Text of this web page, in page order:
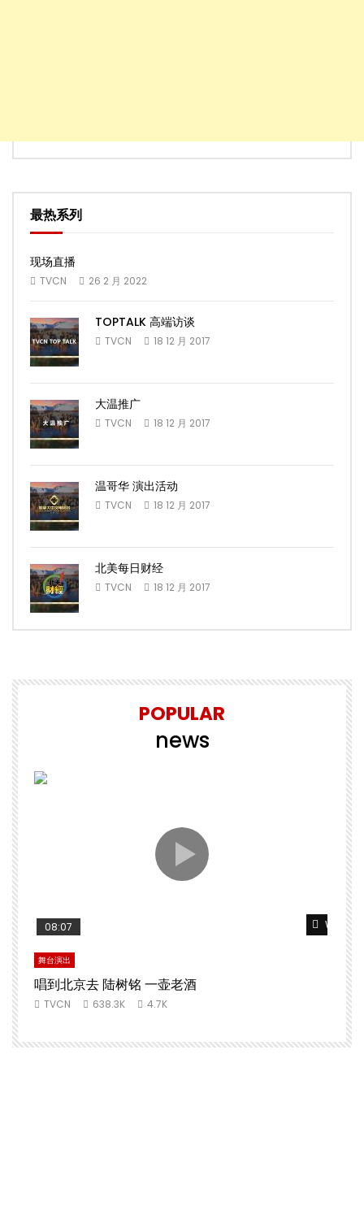
最热系列
现场直播
TVCN 26 2 月 2022
TOPTALK 高端访谈
TVCN 18 12 月 2017
大温推广
TVCN 18 12 月 2017
温哥华 演出活动
TVCN 18 12 月 2017
北美每日财经
TVCN 18 12 月 2017
POPULAR
news
Watch
08:07
舞台演出
唱到北京去 陆树铭 一壶老酒
TVCN 638.3K 4.7K